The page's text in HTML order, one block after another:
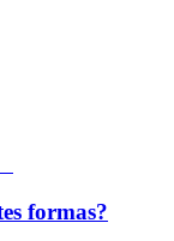
formas?